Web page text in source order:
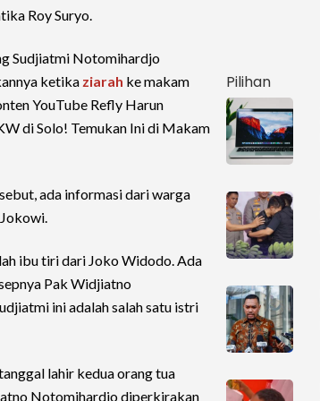
Roy Suryo.
Sudjiatmi Notomihardjo
ketika ziarah ke makam
YouTube Refly Harun
di Solo! Temukan Ini di Makam
ada informasi dari warga
ibu tiri dari Joko Widodo. Ada
Pak Widjiatno
ini adalah salah satu istri
lahir kedua orang tua
Notomihardjo diperkirakan
Pilihan